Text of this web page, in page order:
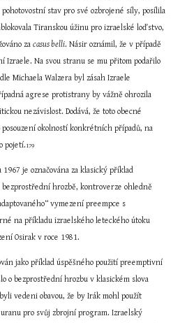
stav pro své ozbrojené síly, posílila
Tiranskou úžinu pro izraelské loďstvo,
za casus belli. Násir oznámil, že v případě
Izraele. Na svou stranu se mu přitom podařilo
Michaela Walzera byl zásah Izraele
agrese protistrany by vážně ohrozila
nezávislost. Dodává, že toto obecné
okolností konkrétních případů, na
pojetí.179
je označována za klasický příklad
hrozbě, kontroverze ohledně
vymezení preempce s
na příkladu izraelského leteckého útoku
Osirak v roce 1981.
jako příklad úspěšného použití preemptivní
o bezprostřední hrozbu v klasickém slova
vedeni obavou, že by Irák mohl použít
pro svůj zbrojní program. Izraelský